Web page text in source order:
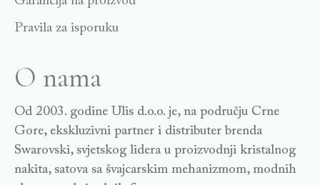
Pravila za isporuku
O nama
Od 2003. godine Ulis d.o.o. je, na području Crne
Gore, ekskluzivni partner i distributer brenda
Swarovski, svjetskog lidera u proizvodnji kristalnog
nakita, satova sa švajcarskim mehanizmom, modnih